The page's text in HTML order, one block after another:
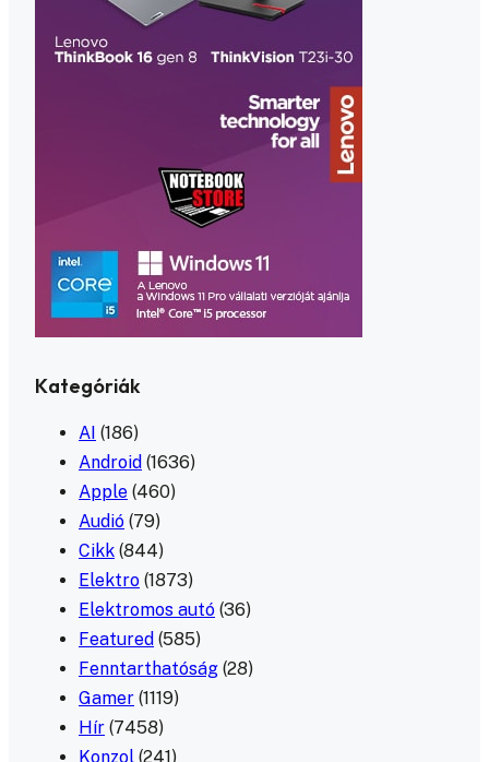
Kategóriák
AI (186)
Android (1636)
Apple (460)
Audió (79)
Cikk (844)
Elektro (1873)
Elektromos autó (36)
Featured (585)
Fenntarthatóság (28)
Gamer (1119)
Hír (7458)
Konzol (241)